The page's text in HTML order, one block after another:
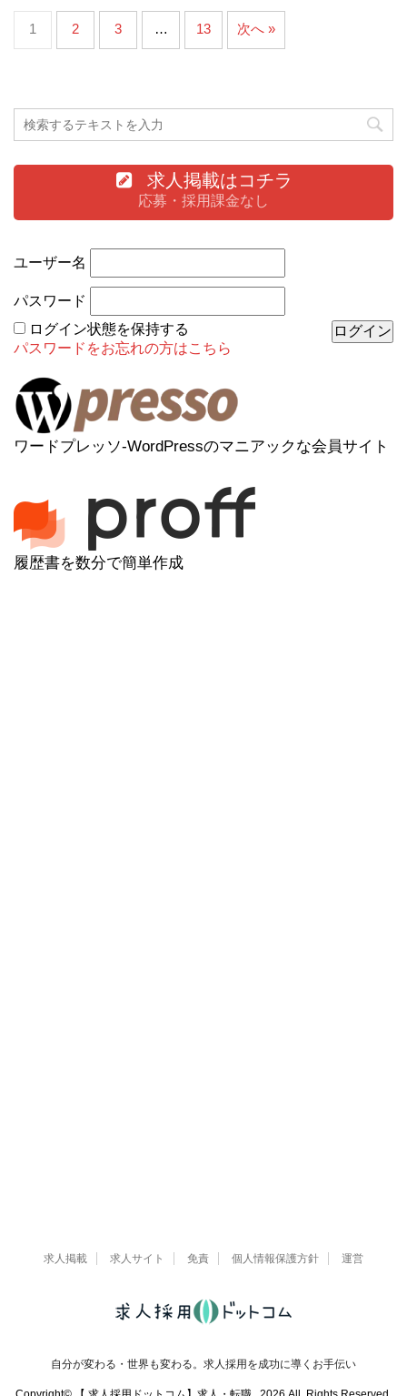
1 2 3 … 13 次へ »
求人掲載はコチラ
応募・採用課金なし
ユーザー名
パスワード
ログイン状態を保持する
パスワードをお忘れの方はこちら
ワードプレッソ-WordPressのマニアックな会員サイト
履歴書を数分で簡単作成
求人掲載 求人サイト 免責 個人情報保護方針 運営
自分が変わる・世界も変わる。求人採用を成功に導くお手伝い